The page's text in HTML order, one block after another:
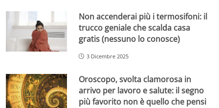
Non accenderai più i termosifoni: il
trucco geniale che scalda casa
gratis (nessuno lo conosce)
3 Dicembre 2025
Oroscopo, svolta clamorosa in
arrivo per lavoro e salute: il segno
più favorito non è quello che pensi